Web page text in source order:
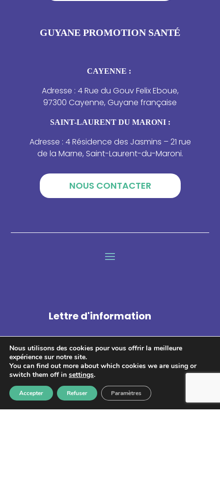
GUYANE PROMOTION SANTÉ
CAYENNE :
Adresse : 4 Rue du Gouv Felix Eboue,
97300 Cayenne, Guyane française
SAINT-LAURENT DU MARONI :
Adresse : 4 Résidence des Jasmins – 21 rue
de la Marne, Saint-Laurent-du-Maroni.
NOUS CONTACTER
Lettre d'information
S'abonner
Les informations recueillies à partir de ce formulaire sont
Nous utilisons des cookies pour vous offrir la meilleure
expérience sur notre site.
You can find out more about which cookies we are using or
switch them off in settings.
Accepter Refuser Paramètres